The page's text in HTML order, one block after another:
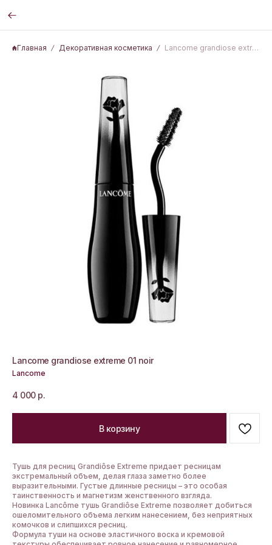
Главная Декоративная косметика Lancome grandiose extreme 01 noir
Lancome grandiose extreme 01 noir
Lancome
4 000 р.
В корзину
Тушь для ресниц Grandiôse Extreme придает ресницам
экстремальный объем, делая глаза заметно более
выразительными. Густые длинные ресницы – это особая
таинственность и магнетизм женственного взгляда.
Новинка Lancôme тушь Grandiôse Extreme позволяет добиться
ошеломительного объема легким нанесением, без неприятных
комочков и слипшихся ресниц.
Формула туши на основе эластичного воска и кремовой